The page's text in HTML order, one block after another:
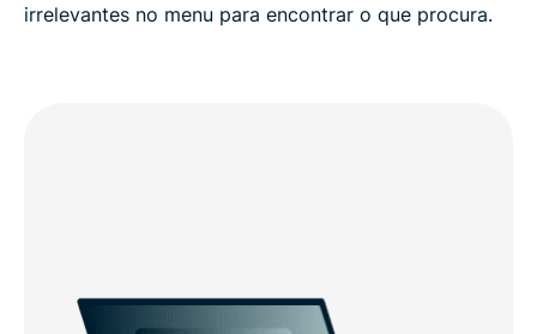
irrelevantes no menu para encontrar o que procura.